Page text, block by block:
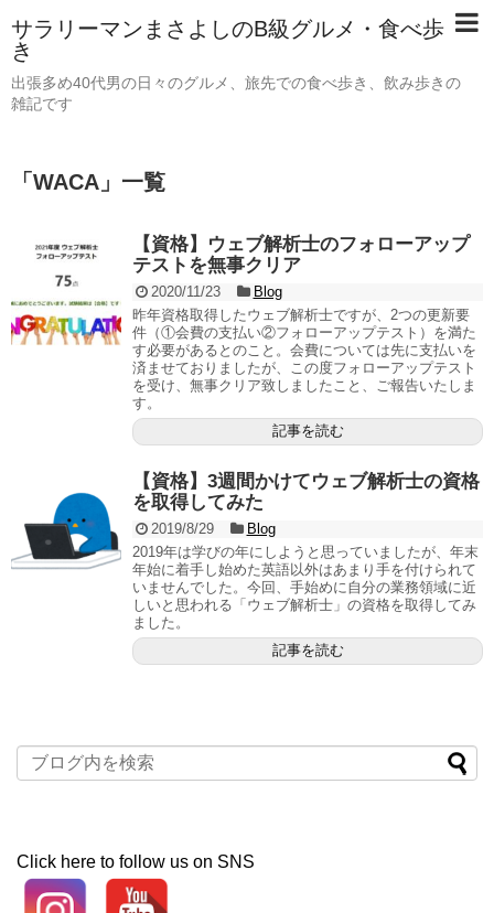
サラリーマンまさよしのB級グルメ・食べ歩
き
出張多め40代男の日々のグルメ、旅先での食べ歩き、飲み歩きの
雑記です
「 WACA 」 一覧
【資格】ウェブ解析士のフォローアップ
テストを無事クリア
2020/11/23
Blog
昨年資格取得したウェブ解析士ですが、2つの更新要
件（①会費の支払い②フォローアップテスト）を満た
す必要があるとのこと。会費については先に支払いを
済ませておりましたが、この度フォローアップテスト
を受け、無事クリア致しましたこと、ご報告いたしま
す。
記事を読む
【資格】3週間かけてウェブ解析士の資格
を取得してみた
2019/8/29
Blog
2019年は学びの年にしようと思っていましたが、年末
年始に着手し始めた英語以外はあまり手を付けられて
いませんでした。今回、手始めに自分の業務領域に近
しいと思われる「ウェブ解析士」の資格を取得してみ
ました。
記事を読む
Click here to follow us on SNS